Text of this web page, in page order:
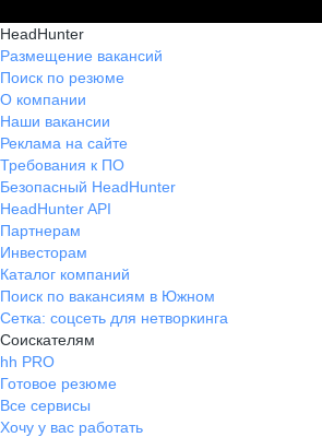
HeadHunter
Размещение вакансий
Поиск по резюме
О компании
Наши вакансии
Реклама на сайте
Требования к ПО
Безопасный HeadHunter
HeadHunter API
Партнерам
Инвесторам
Каталог компаний
Поиск по вакансиям в Южном
Сетка: соцсеть для нетворкинга
Соискателям
hh PRO
Готовое резюме
Все сервисы
Хочу у вас работать